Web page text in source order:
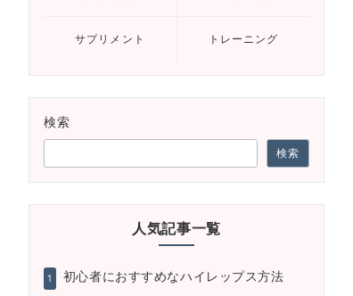
サプリメント トレーニング
検索
検索
人気記事一覧
1 初心者におすすめなハイレップス方法